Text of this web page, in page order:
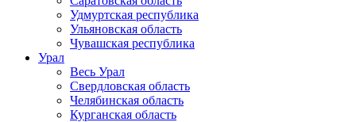
Удмуртская республика
Ульяновская область
Чувашская республика
Урал
Весь Урал
Свердловская область
Челябинская область
Курганская область